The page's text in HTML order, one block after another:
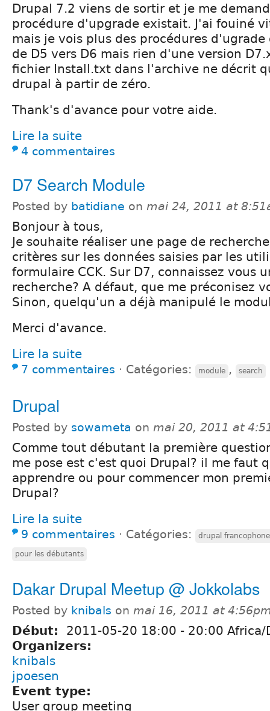
Drupal 7.2 viens de sortir et je me
procédure d'upgrade existait. J'ai fouiné
mais je vois plus des procédures d'ugrade
de D5 vers D6 mais rien d'une version
fichier Install.txt dans l'archive ne décrit
drupal à partir de zéro.
Thank's d'avance pour votre aide.
Lire la suite
4 commentaires
D7 Search Module
Posted by batidiane on mai 24, 2011 at
Bonjour à tous,
Je souhaite réaliser une page de
critères sur les données saisies par les
formulaire CCK. Sur D7, connaissez vous
recherche? A défaut, que me préconisez
Sinon, quelqu'un a déjà manipulé le
Merci d'avance.
Lire la suite
7 commentaires ⋅ Catégories: module , search
Drupal
Posted by sowameta on mai 20, 2011 at
Comme tout débutant la première
me pose est c'est quoi Drupal? il me faut
apprendre ou pour commencer mon
Drupal?
Lire la suite
9 commentaires ⋅ Catégories: drupal francophone
pour les débutants
Dakar Drupal Meetup @ Jokkolabs
Posted by knibals on mai 16, 2011 at
Début: 2011-05-20 18:00 - 20:00 Africa/
Organizers:
knibals
jpoesen
Event type:
User group meeting